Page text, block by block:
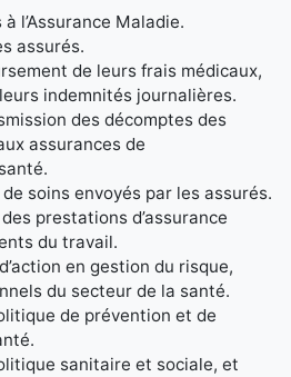
l’Assurance Maladie.
assurés.
de leurs frais médicaux,
indemnités journalières.
des décomptes des
assurances de
soins envoyés par les assurés.
prestations d’assurance
du travail.
en gestion du risque,
du secteur de la santé.
de prévention et de
sanitaire et sociale, et